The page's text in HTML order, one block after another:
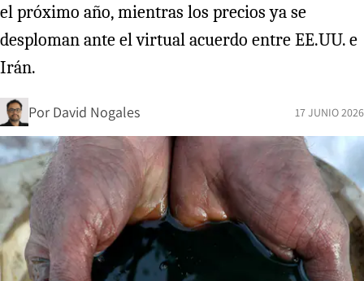
el próximo año, mientras los precios ya se
desploman ante el virtual acuerdo entre EE.UU. e
Irán.
Por David Nogales 17 JUNIO 2026